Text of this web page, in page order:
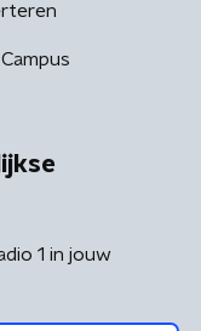
1 in jouw